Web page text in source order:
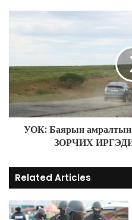
УОК: Баярын
ЗОРЧИХ
Related Articles